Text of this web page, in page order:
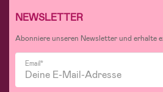
NEWSLETTER
Abonniere unseren Newsletter und erhalte
Email*